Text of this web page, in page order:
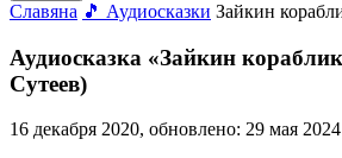
Славяна 🎵 Аудиосказки Зайкин
Аудиосказка «Зайкин
Сутеев)
16 декабря 2020, обновлено: 29 мая 2024